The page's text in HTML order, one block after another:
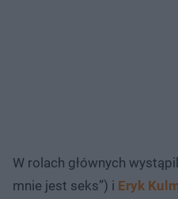
W rolach głównych
mnie jest seks”) i Eryk